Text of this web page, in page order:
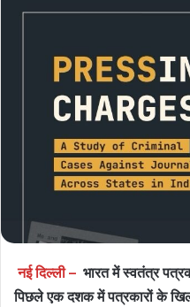
नई दिल्ली – भारत में स्वतंत्र
पिछले एक दशक में पत्रकारों के